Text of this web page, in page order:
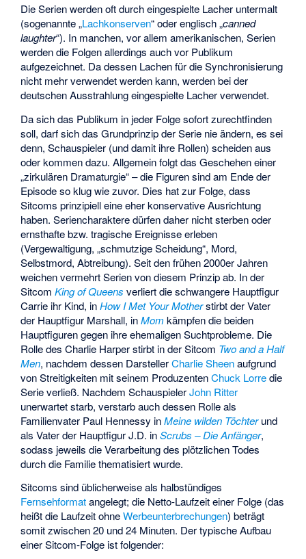
Die Serien werden oft durch eingespielte Lacher untermalt
(sogenannte „Lachkonserven“ oder englisch „canned
laughter“). In manchen, vor allem amerikanischen, Serien
werden die Folgen allerdings auch vor Publikum
aufgezeichnet. Da dessen Lachen für die Synchronisierung
nicht mehr verwendet werden kann, werden bei der
deutschen Ausstrahlung eingespielte Lacher verwendet.
Da sich das Publikum in jeder Folge sofort zurechtfinden
soll, darf sich das Grundprinzip der Serie nie ändern, es sei
denn, Schauspieler (und damit ihre Rollen) scheiden aus
oder kommen dazu. Allgemein folgt das Geschehen einer
„zirkulären Dramaturgie“ – die Figuren sind am Ende der
Episode so klug wie zuvor. Dies hat zur Folge, dass
Sitcoms prinzipiell eine eher konservative Ausrichtung
haben. Seriencharaktere dürfen daher nicht sterben oder
ernsthafte bzw. tragische Ereignisse erleben
(Vergewaltigung, „schmutzige Scheidung“, Mord,
Selbstmord, Abtreibung). Seit den frühen 2000er Jahren
weichen vermehrt Serien von diesem Prinzip ab. In der
SitcomKing of Queens verliert die schwangere Hauptfigur
Carrie ihr Kind, inHow I Met Your Motherstirbt der Vater
der Hauptfigur Marshall, inMom kämpfen die beiden
Hauptfiguren gegen ihre ehemaligen Suchtprobleme. Die
Rolle des Charlie Harper stirbt in der Sitcom Two and a Half
Men, nachdem dessen DarstellerCharlie Sheenaufgrund
von Streitigkeiten mit seinem ProduzentenChuck Lorredie
Serie verließ. Nachdem SchauspielerJohn Ritter
unerwartet starb, verstarb auch dessen Rolle als
Familienvater Paul Hennessy inMeine wilden Töchterund
als Vater der Hauptfigur J.D. inScrubs – Die Anfänger,
sodass jeweils die Verarbeitung des plötzlichen Todes
durch die Familie thematisiert wurde.
Sitcoms sind üblicherweise als halbstündiges
Fernsehformatangelegt; die Netto-Laufzeit einer Folge (das
heißt die Laufzeit ohneWerbeunterbrechungen) beträgt
somit zwischen 20 und 24 Minuten. Der typische Aufbau
einer Sitcom-Folge ist folgender: